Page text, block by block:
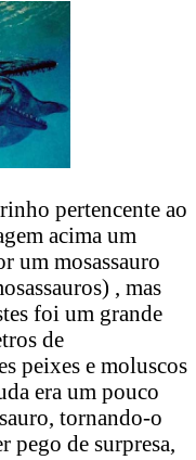
pertencente ao
acima um
um mosassauro
, mas
foi um grande
de
peixes e moluscos
era um pouco
tornando-o
pego de surpresa,